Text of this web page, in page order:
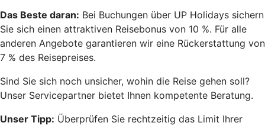
Das Beste daran: Bei Buchungen über UP Holidays sichern
Sie sich einen attraktiven Reisebonus von 10 %. Für alle
anderen Angebote garantieren wir eine Rückerstattung von
7 % des Reisepreises.
Sind Sie sich noch unsicher, wohin die Reise gehen soll?
Unser Servicepartner bietet Ihnen kompetente Beratung.
Unser Tipp: Überprüfen Sie rechtzeitig das Limit Ihrer